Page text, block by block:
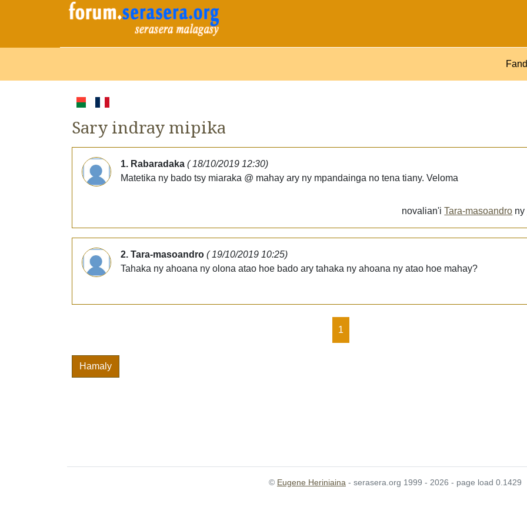
Sary indray mipika
1. Rabaradaka ( 18/10/2019 12:30)
Matetika ny bado tsy miaraka @ mahay ary ny mpandainga no tena tiany. Veloma
novalian'iTara-masoandro ny
2. Tara-masoandro ( 19/10/2019 10:25)
Tahaka ny ahoana ny olona atao hoe bado ary tahaka ny ahoana ny atao hoe mahay?
1
Hamaly
© Eugene Heriniaina - serasera.org 1999 - 2026 - page load 0.1429